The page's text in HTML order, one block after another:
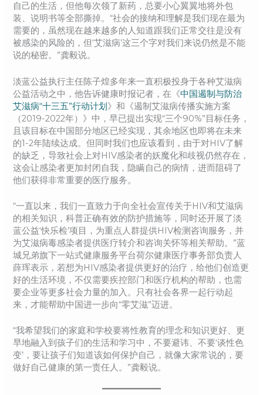
自己的生活，但他每次领了新药，总要小心翼翼地将外包
装、说明书等全部撕掉。“社会的接纳和理解是我们现在最为
需要的，虽然现在越来越多的人知道跟我们正常交往是没有
被感染的风险的，但‘艾滋病’这三个字对我们来说仍然是不能
说的秘密。”龚毅说。
淡蓝公益执行主任陈子煌多年来一直积极投身于各种艾滋病
公益活动之中，他告诉健康时报记者，在《中国遏制与防治
艾滋病“十三五”行动计划 》和《遏制艾滋病传播实施方案
（2019-2022年）》中，早已提出实现“三个90%”目标任务，
且该目标在中国部分地区已经实现，其余地区也即将在未来
的1-2年陆续达成。但同时我们也应该看到，由于对HIV了解
的缺乏，导致社会上对HIV感染者的妖魔化和歧视仍然存在，
这会让感染者更加封闭自我，隐瞒自己的病情，进而阻碍了
他们获得非常重要的医疗服务。
“一直以来，我们一直致力于向全社会宣传关于HIV和艾滋病
的相关知识，科普正确有效的防护措施等，同时还开展了淡
蓝公益‘快乐检’项目，为重点人群提供HIV检测咨询服务，并
为艾滋病毒感染者提供医疗转介和咨询关怀等相关帮助。”蓝
城兄弟旗下一站式健康服务平台荷尔健康医疗事务部负责人
薛珲表示，若想为HIV感染者提供更好的治疗，给他们创造更
好的生活环境，不仅需要疾控部门和医疗机构的帮助，也需
要企业等更多社会力量的加入。只有社会各界一起行动起
来，才能帮助中国进一步向“零艾滋”迈进。
“我希望我们的家庭和学校要将性教育的理念和知识更好、更
早地融入到孩子们的生活和学习中，不要避讳、不要‘谈性色
变’，要让孩子们知道该如何保护自己，就像大家常说的，要
做好自己健康的第一责任人。”龚毅说。​​​​